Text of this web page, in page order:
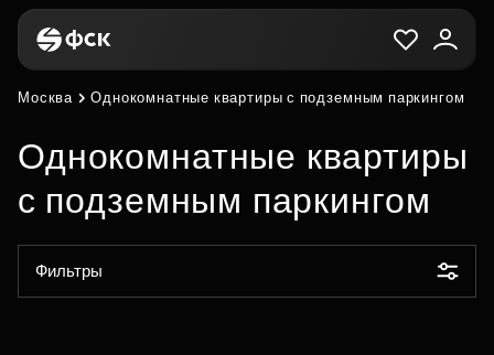
Москва Однокомнатные квартиры с подземным паркингом
Однокомнатные квартиры
с подземным паркингом
Фильтры